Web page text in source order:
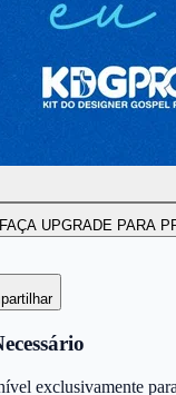
FAÇA UPGRADE PARA
exclusivamente